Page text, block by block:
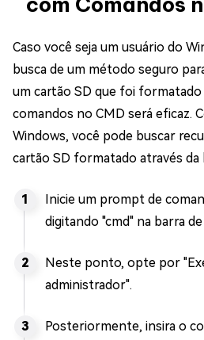
Caso você seja um usuário do
busca de um método seguro
um cartão SD que foi
comandos no CMD será eficaz.
Windows, você pode buscar
cartão SD formatado através da
Inicie um prompt de
digitando "cmd" na barra
Neste ponto, opte por
administrador".
Posteriormente, insira o